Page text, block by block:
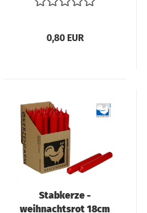
0,80 EUR
Stabkerze -
weihnachtsrot 18cm